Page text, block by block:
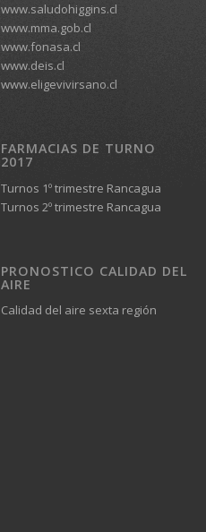
www.saludohiggins.cl
www.mma.gob.cl
www.fonasa.cl
www.deis.cl
www.eligevivirsano.cl
FARMACIAS DE TURNO
2017
Turnos 1º trimestre Rancagua
Turnos 2º trimestre Rancagua
PRONOSTICO CALIDAD DEL
AIRE
Calidad del aire sexta región